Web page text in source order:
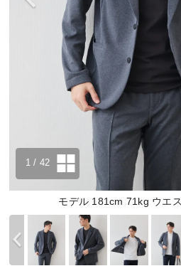
モデル 181cm 71kg ウエ
1 / 42